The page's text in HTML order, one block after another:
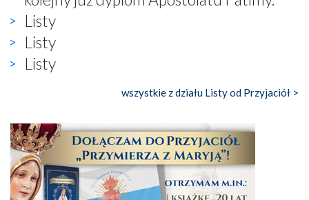
Listy
Listy
Listy
wszystkie z działu Listy od Przyjaciół >